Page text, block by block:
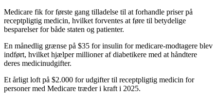
Medicare fik for første gang tilladelse til at forhandle priser på
receptpligtig medicin, hvilket forventes at føre til betydelige
besparelser for både staten og patienter.
En månedlig grænse på $35 for insulin for medicare-modtagere blev
indført, hvilket hjælper millioner af diabetikere med at håndtere
deres medicinudgifter.
Et årligt loft på $2.000 for udgifter til receptpligtig medicin for
personer med Medicare træder i kraft i 2025.